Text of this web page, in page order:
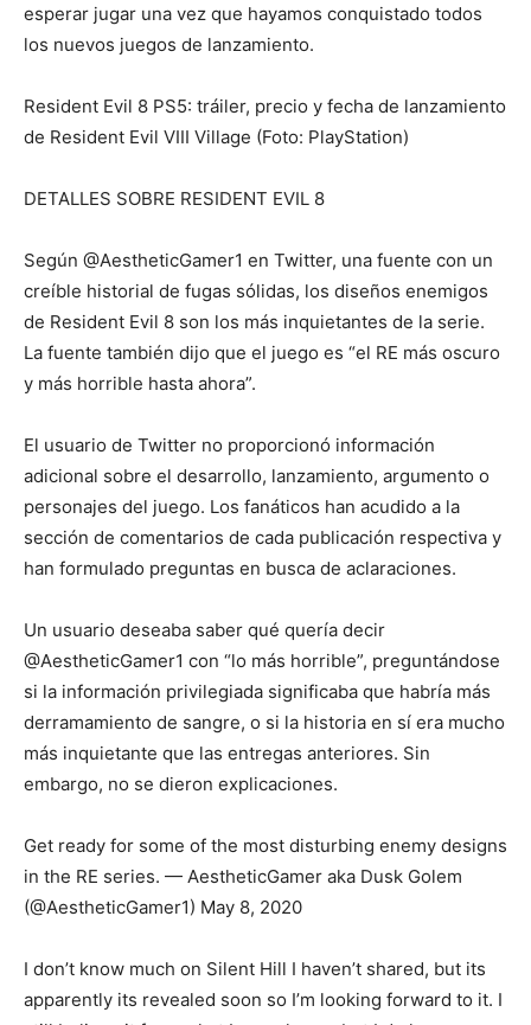
esperar jugar una vez que hayamos conquistado todos
los nuevos juegos de lanzamiento.
Resident Evil 8 PS5: tráiler, precio y fecha de lanzamiento
de Resident Evil VIII Village (Foto: PlayStation)
DETALLES SOBRE RESIDENT EVIL 8
Según @AestheticGamer1 en Twitter, una fuente con un
creíble historial de fugas sólidas, los diseños enemigos
de Resident Evil 8 son los más inquietantes de la serie.
La fuente también dijo que el juego es “el RE más oscuro
y más horrible hasta ahora”.
El usuario de Twitter no proporcionó información
adicional sobre el desarrollo, lanzamiento, argumento o
personajes del juego. Los fanáticos han acudido a la
sección de comentarios de cada publicación respectiva y
han formulado preguntas en busca de aclaraciones.
Un usuario deseaba saber qué quería decir
@AestheticGamer1 con “lo más horrible”, preguntándose
si la información privilegiada significaba que habría más
derramamiento de sangre, o si la historia en sí era mucho
más inquietante que las entregas anteriores. Sin
embargo, no se dieron explicaciones.
Get ready for some of the most disturbing enemy designs
in the RE series. — AestheticGamer aka Dusk Golem
(@AestheticGamer1) May 8, 2020
I don’t know much on Silent Hill I haven’t shared, but its
apparently its revealed soon so I’m looking forward to it. I